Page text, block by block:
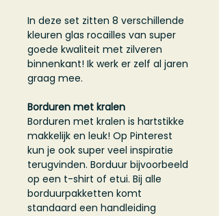
In deze set zitten 8 verschillende
kleuren glas rocailles van super
goede kwaliteit met zilveren
binnenkant! Ik werk er zelf al jaren
graag mee.
Borduren met kralen
Borduren met kralen is hartstikke
makkelijk en leuk! Op Pinterest
kun je ook super veel inspiratie
terugvinden. Borduur bijvoorbeeld
op een t-shirt of etui. Bij alle
borduurpakketten komt
standaard een handleiding